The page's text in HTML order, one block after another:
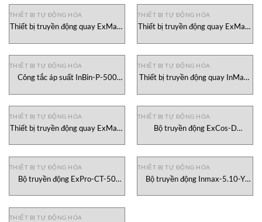
THIẾT BỊ TỰ ĐỘNG HÓA
Thiết bị truyền động quay ExMax-
50-SF Schischek Rotork
THIẾT BỊ TỰ ĐỘNG HÓA
Thiết bị truyền động quay ExMax-
ExMax-15.30-S Schischek Rotork
THIẾT BỊ TỰ ĐỘNG HÓA
Công tắc áp suất InBin-P-500
Schischek Rotork
THIẾT BỊ TỰ ĐỘNG HÓA
Thiết bị truyền động quay InMax-
30-F Schischek Rotork
THIẾT BỊ TỰ ĐỘNG HÓA
Thiết bị truyền động quay ExMax-
Schischek Rotork Việt Nam
THIẾT BỊ TỰ ĐỘNG HÓA
Bộ truyền động ExCos-D
Schischek Rotork
THIẾT BỊ TỰ ĐỘNG HÓA
Bộ truyền động ExPro-CT-50
Schischek Rotork
THIẾT BỊ TỰ ĐỘNG HÓA
Bộ truyền động Inmax-5.10-Y
Schischek Rotork
THIẾT BỊ TỰ ĐỘNG HÓA